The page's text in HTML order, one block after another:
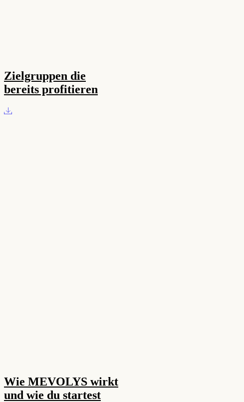
Zielgruppen die
bereits profitieren
Wie MEVOLYS wirkt
und wie du startest